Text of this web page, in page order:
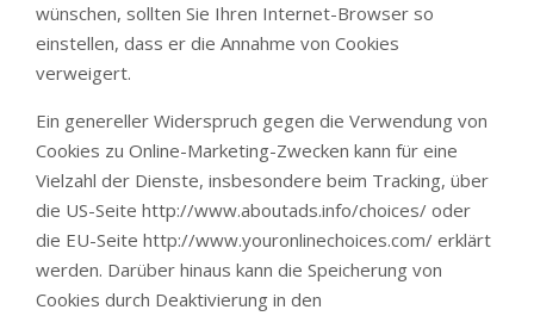
wünschen, sollten Sie Ihren Internet-Browser so
einstellen, dass er die Annahme von Cookies
verweigert.
Ein genereller Widerspruch gegen die Verwendung von
Cookies zu Online-Marketing-Zwecken kann für eine
Vielzahl der Dienste, insbesondere beim Tracking, über
die US-Seite http://www.aboutads.info/choices/ oder
die EU-Seite http://www.youronlinechoices.com/ erklärt
werden. Darüber hinaus kann die Speicherung von
Cookies durch Deaktivierung in den